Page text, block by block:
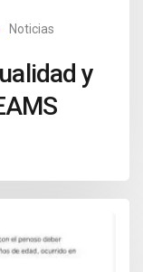
Noticias
y